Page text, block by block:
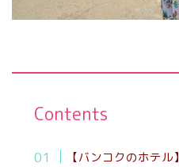
Contents
【バンコクのホテル】